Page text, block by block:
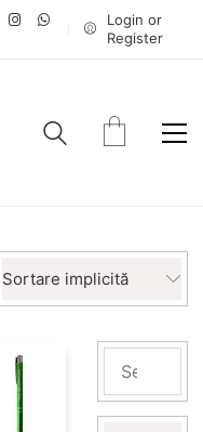
Login or
Register
Sortare implicită